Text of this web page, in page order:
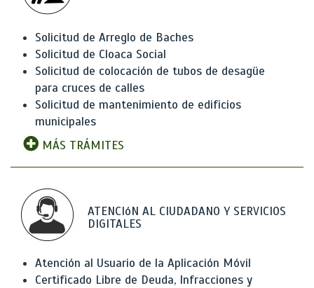
Solicitud de Arreglo de Baches
Solicitud de Cloaca Social
Solicitud de colocación de tubos de desagüe
para cruces de calles
Solicitud de mantenimiento de edificios
municipales
MÁS TRÁMITES
ATENCIóN AL CIUDADANO Y SERVICIOS
DIGITALES
Atención al Usuario de la Aplicación Móvil
Certificado Libre de Deuda, Infracciones y